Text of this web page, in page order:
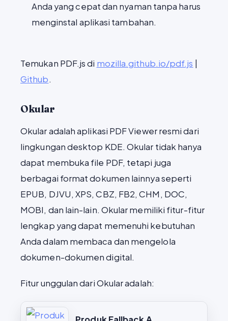
Anda yang cepat dan nyaman tanpa harus
menginstal aplikasi tambahan.
Temukan PDF.js di mozilla.github.io/pdf.js
Github.
Okular
Okular adalah aplikasi PDF Viewer resmi dari
lingkungan desktop KDE. Okular tidak hanya
dapat membuka file PDF, tetapi juga
berbagai format dokumen lainnya seperti
EPUB, DJVU, XPS, CBZ, FB2, CHM, DOC,
MOBI, dan lain-lain. Okular memiliki fitur-fitur
lengkap yang dapat memenuhi kebutuhan
Anda dalam membaca dan mengelola
dokumen-dokumen digital.
Fitur unggulan dari Okular adalah: